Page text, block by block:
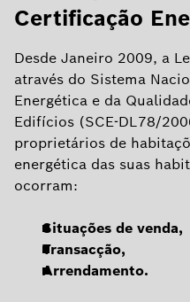
Certificação
Desde Janeiro 2009, a
através do Sistema
Energética e da
Edifícios (SCE-DL78/
proprietários de
energética das suas
ocorram:
Situações de venda,
Transacção,
Arrendamento.